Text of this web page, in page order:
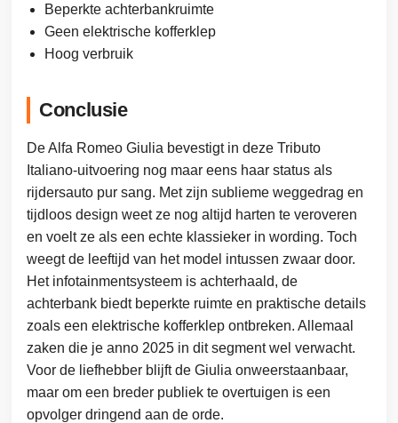
Beperkte achterbankruimte
Geen elektrische kofferklep
Hoog verbruik
Conclusie
De Alfa Romeo Giulia bevestigt in deze Tributo
Italiano-uitvoering nog maar eens haar status als
rijdersauto pur sang. Met zijn sublieme weggedrag en
tijdloos design weet ze nog altijd harten te veroveren
en voelt ze als een echte klassieker in wording. Toch
weegt de leeftijd van het model intussen zwaar door.
Het infotainmentsysteem is achterhaald, de
achterbank biedt beperkte ruimte en praktische details
zoals een elektrische kofferklep ontbreken. Allemaal
zaken die je anno 2025 in dit segment wel verwacht.
Voor de liefhebber blijft de Giulia onweerstaanbaar,
maar om een breder publiek te overtuigen is een
opvolger dringend aan de orde.